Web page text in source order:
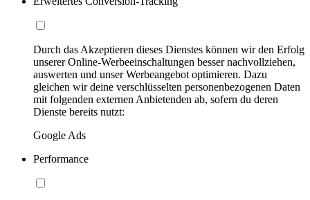
Durch das Akzeptieren dieses Dienstes können wir den Erfolg
unserer Online-Werbeeinschaltungen besser nachvollziehen,
auswerten und unser Werbeangebot optimieren. Dazu
gleichen wir deine verschlüsselten personenbezogenen Daten
mit folgenden externen Anbietenden ab, sofern du deren
Dienste bereits nutzt:
Google Ads
Performance